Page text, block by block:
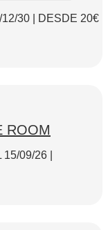
30 | DESDE 20€
ROOM
09/26 |